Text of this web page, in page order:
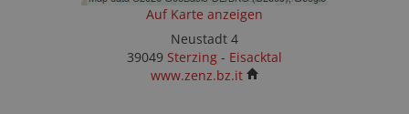
Auf Karte anzeigen
Neustadt 4
39049 Sterzing - Eisacktal
www.zenz.bz.it